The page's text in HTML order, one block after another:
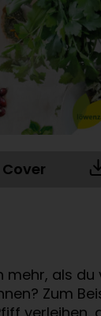
Cover
mehr, als
Zum